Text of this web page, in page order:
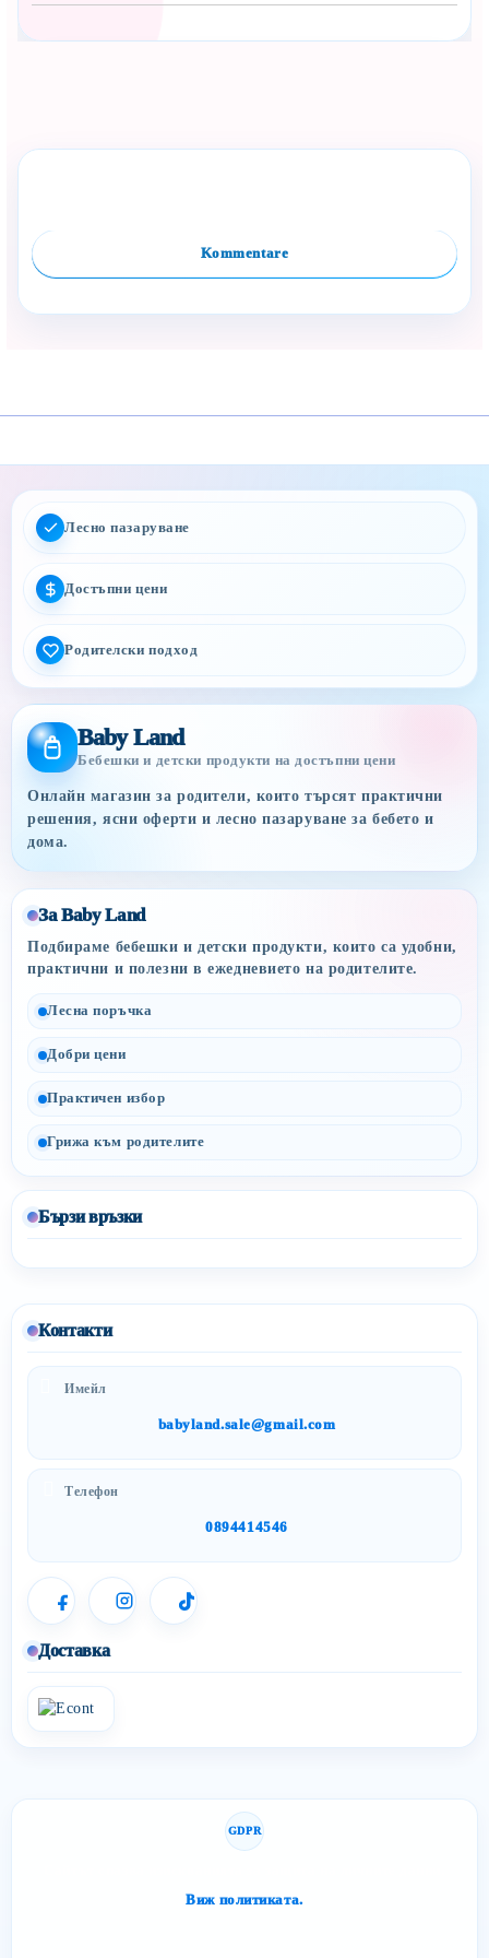
Kommentare
Лесно пазаруване
Достъпни цени
Родителски подход
Baby Land
Бебешки и детски продукти на достъпни цени
Онлайн магазин за родители, които търсят практични
решения, ясни оферти и лесно пазаруване за бебето и
дома.
За Baby Land
Подбираме бебешки и детски продукти, които са удобни,
практични и полезни в ежедневието на родителите.
Лесна поръчка
Добри цени
Практичен избор
Грижа към родителите
Бързи връзки
Контакти
Имейл
babyland.sale@gmail.com
Телефон
0894414546
Доставка
GDPR
Виж политиката.